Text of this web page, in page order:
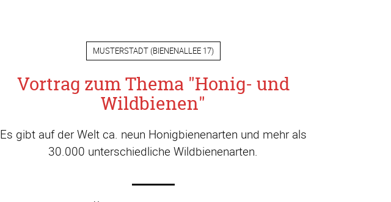
MUSTERSTADT(BIENENALLEE 17)
Vortrag zum Thema "Honig- und
Wildbienen"
Es gibt auf der Welt ca. neun Honigbienenarten und mehr als
30.000 unterschiedliche Wildbienenarten.